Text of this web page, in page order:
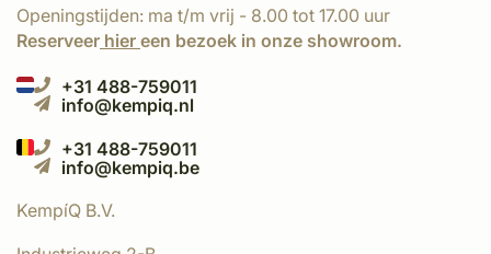
Openingstijden: ma t/m vrij - 8.00 tot 17.00 uur
Reserveer hier een bezoek in onze showroom.
+31 488-759011
info@kempiq.nl
+31 488-759011
info@kempiq.be
KempíQ B.V.